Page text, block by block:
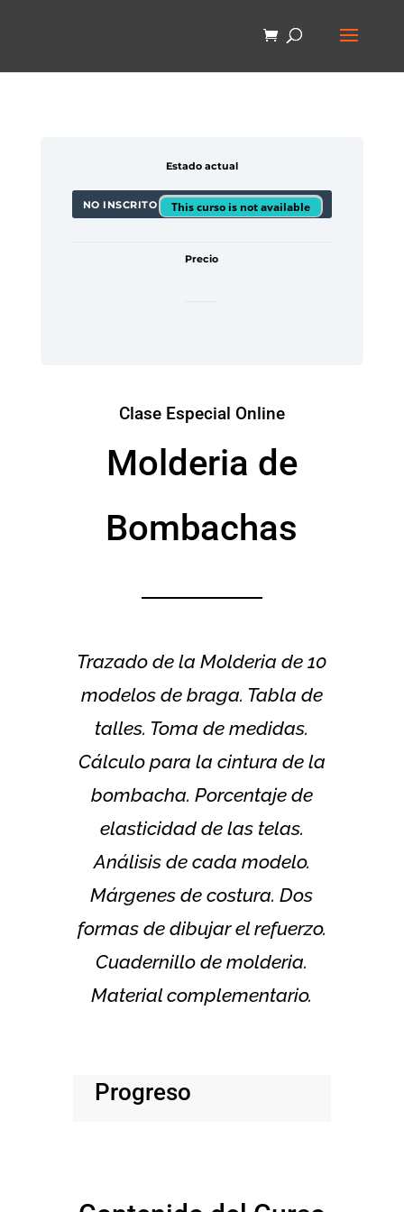
Estado actual
NO INSCRITO This curso is not available
Precio
Clase Especial Online
Molderia de
Bombachas
Trazado de la Molderia de 10
modelos de braga. Tabla de
talles. Toma de medidas.
Cálculo para la cintura de la
bombacha. Porcentaje de
elasticidad de las telas.
Análisis de cada modelo.
Márgenes de costura. Dos
formas de dibujar el refuerzo.
Cuadernillo de molderia.
Material complementario.
Progreso